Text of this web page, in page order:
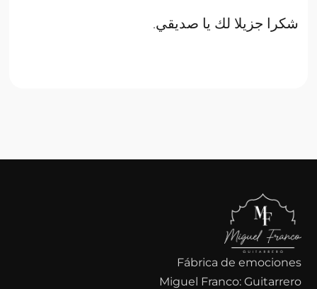
شكرا جزيلا لك يا صديقي.
Fábrica de emociones
Miguel Franco: Guitarrero